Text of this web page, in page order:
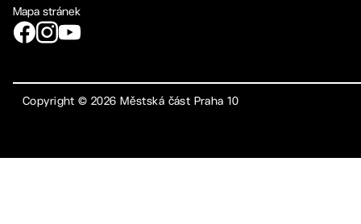
Mapa stránek
Copyright ©2026 Městská část Praha 10